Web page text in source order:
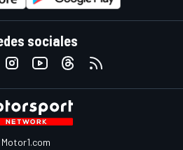
sociales
Motor1.com